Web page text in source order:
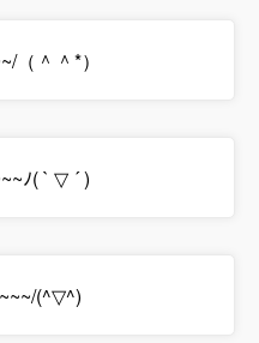
( ´ ▽ ` )ﾉ~~~~~~~~~~◎